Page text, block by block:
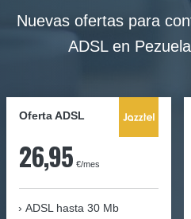
Nuevas ofertas para
ADSL en
Oferta ADSL
26,95 €/mes
ADSL hasta 30 Mb